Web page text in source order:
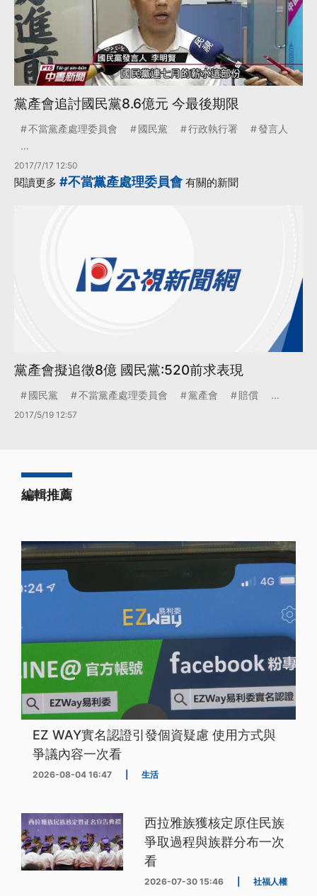
黨產會追討國民黨8.6億元 今最後期限
不當黨產處理委員會 國民黨 行政執行署
發言人
...
2017/7/17 12:50
閱讀更多 #不當黨產處理委員會 有關的新聞
黨產會擬追徵8億 國民黨:520前求表現
國民黨 不當黨產處理委員會 黨產會 賠償 ...
2017/5/19 12:57
編輯推薦
EZ WAY實名認證引發個資疑慮 使用方式與
爭議內容一次看
2026-08-04 16:47 生活
西拉雅族獲核定原住民族
爭取過程與族群分布一次
看
2026-07-30 15:46 社福人權